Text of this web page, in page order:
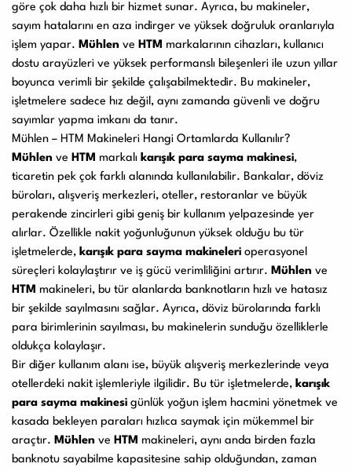
göre çok daha hızlı bir hizmet sunar. Ayrıca, bu makineler,
sayım hatalarını en aza indirger ve yüksek doğruluk oranlarıyla
işlem yapar. Mühlen ve HTM markalarının cihazları, kullanıcı
dostu arayüzleri ve yüksek performanslı bileşenleri ile uzun yıllar
boyunca verimli bir şekilde çalışabilmektedir. Bu makineler,
işletmelere sadece hız değil, aynı zamanda güvenli ve doğru
sayımlar yapma imkanı da tanır.
Mühlen – HTM Makineleri Hangi Ortamlarda Kullanılır?
Mühlen ve HTM markalı karışık para sayma makinesi,
ticaretin pek çok farklı alanında kullanılabilir. Bankalar, döviz
büroları, alışveriş merkezleri, oteller, restoranlar ve büyük
perakende zincirleri gibi geniş bir kullanım yelpazesinde yer
alırlar. Özellikle nakit yoğunluğunun yüksek olduğu bu tür
işletmelerde, karışık para sayma makineleri operasyonel
süreçleri kolaylaştırır ve iş gücü verimliliğini artırır. Mühlen ve
HTM makineleri, bu tür alanlarda banknotların hızlı ve hatasız
bir şekilde sayılmasını sağlar. Ayrıca, döviz bürolarında farklı
para birimlerinin sayılması, bu makinelerin sunduğu özelliklerle
oldukça kolaylaşır.
Bir diğer kullanım alanı ise, büyük alışveriş merkezlerinde veya
otellerdeki nakit işlemleriyle ilgilidir. Bu tür işletmelerde, karışık
para sayma makinesi günlük yoğun işlem hacmini yönetmek ve
kasada bekleyen paraları hızlıca saymak için mükemmel bir
araçtır. Mühlen ve HTM makineleri, aynı anda birden fazla
banknotu sayabilme kapasitesine sahip olduğundan, zaman